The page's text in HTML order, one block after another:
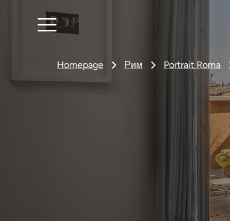
Homepage Рим Portrait Roma